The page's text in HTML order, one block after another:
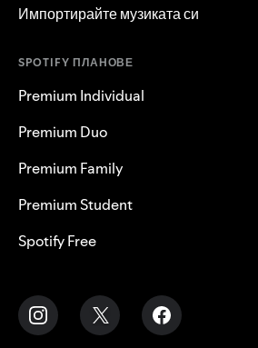
Импортирайте музиката си
SPOTIFY ПЛАНОВЕ
Premium Individual
Premium Duo
Premium Family
Premium Student
Spotify Free